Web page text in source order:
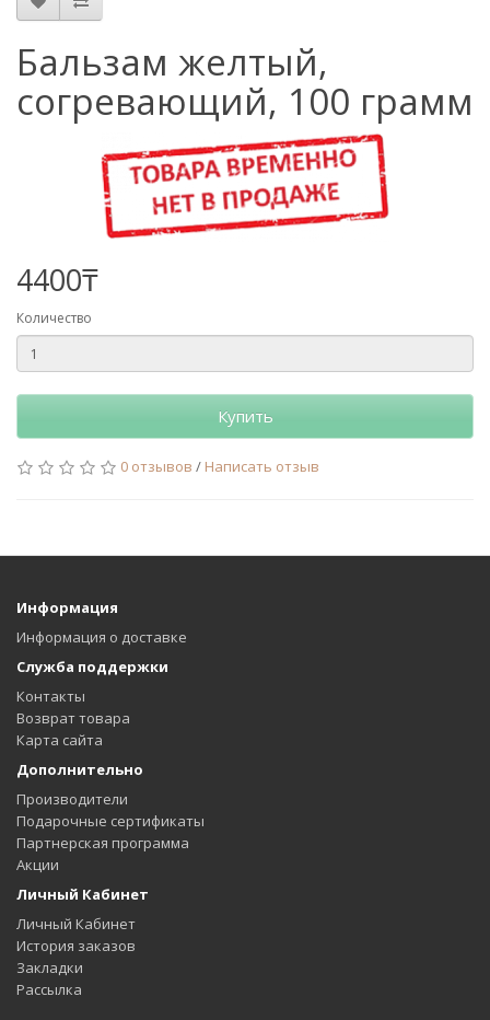
Бальзам желтый,
согревающий, 100 грамм
4400₸
Количество
Купить
0 отзывов / Написать отзыв
Информация
Информация о доставке
Служба поддержки
Контакты
Возврат товара
Карта сайта
Дополнительно
Производители
Подарочные сертификаты
Партнерская программа
Акции
Личный Кабинет
Личный Кабинет
История заказов
Закладки
Рассылка